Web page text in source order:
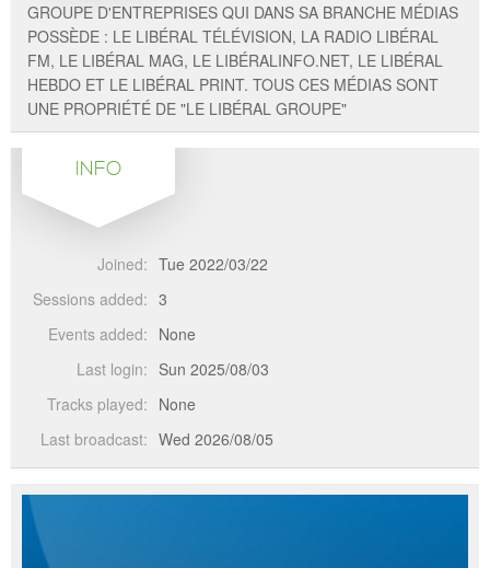
GROUPE D'ENTREPRISES QUI DANS SA BRANCHE MÉDIAS
POSSÈDE : LE LIBÉRAL TÉLÉVISION, LA RADIO LIBÉRAL
FM, LE LIBÉRAL MAG, LE LIBÉRALINFO.NET, LE LIBÉRAL
HEBDO ET LE LIBÉRAL PRINT. TOUS CES MÉDIAS SONT
UNE PROPRIÉTÉ DE "LE LIBÉRAL GROUPE"
INFO
Joined: Tue 2022/03/22
Sessions added: 3
Events added: None
Last login: Sun 2025/08/03
Tracks played: None
Last broadcast: Wed 2026/08/05